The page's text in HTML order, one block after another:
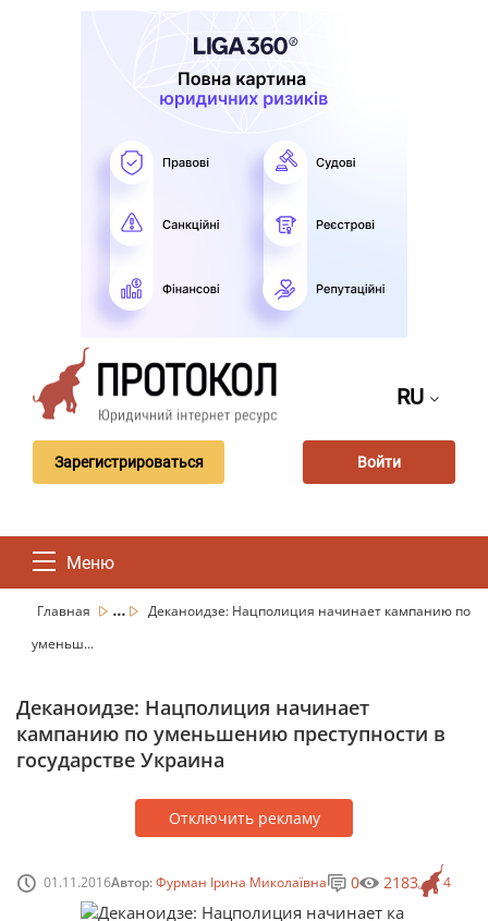
RU
Зарегистрироваться Войти
Меню
Главная ...
Деканоидзе: Нацполиция начинает кампанию по
уменьш...
Деканоидзе: Нацполиция начинает
кампанию по уменьшению преступности в
государстве Украина
Отключить рекламу
01.11.2016Автор:Фурман Ірина Миколаївна 4
0 2183